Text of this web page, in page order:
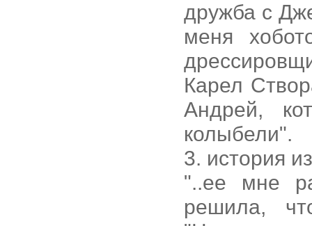
дружба с
меня
Карел
Андрей,
колыбели".
3. история
"..ее мне
решила,